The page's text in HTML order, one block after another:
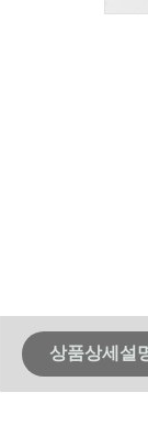
상품상세설